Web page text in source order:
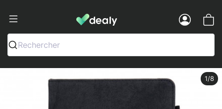
Dealy - Fundas y accesorios para
Rechercher
1/8